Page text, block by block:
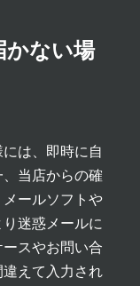
かない場
は、即時に自
当店からの確
ールソフトや
迷惑メールに
スやお問い合
えて入力され